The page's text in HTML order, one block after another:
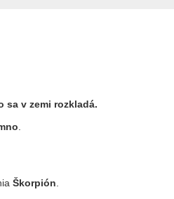
sa v zemi rozkladá.
Škorpión